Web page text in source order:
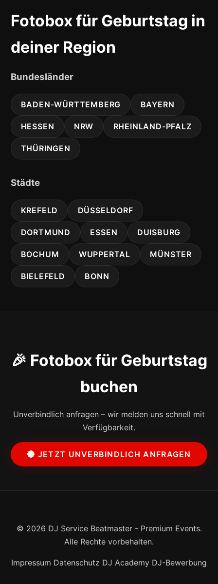
Fotobox für Geburtstag in
deiner Region
Bundesländer
BADEN-WÜRTTEMBERG BAYERN
HESSEN NRW RHEINLAND-PFALZ
THÜRINGEN
Städte
KREFELD DÜSSELDORF
DORTMUND ESSEN DUISBURG
BOCHUM WUPPERTAL MÜNSTER
BIELEFELD BONN
🎉 Fotobox für Geburtstag
buchen
Unverbindlich anfragen – wir melden uns schnell mit
Verfügbarkeit.
🔴 JETZT UNVERBINDLICH ANFRAGEN
© 2026 DJ Service Beatmaster - Premium Events.
Alle Rechte vorbehalten.
Impressum Datenschutz DJ Academy DJ-Bewerbung